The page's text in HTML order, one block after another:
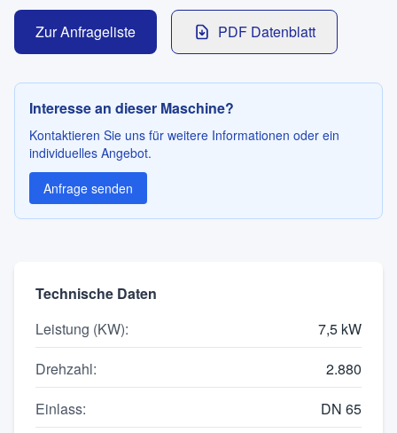
Deutsch English
Zur Anfrageliste PDF Datenblatt
Interesse an dieser Maschine?
Kontaktieren Sie uns für weitere Informationen oder ein
individuelles Angebot.
Anfrage senden
Technische Daten
Leistung (KW):
7,5 kW
Drehzahl:
2.880
Einlass:
DN 65